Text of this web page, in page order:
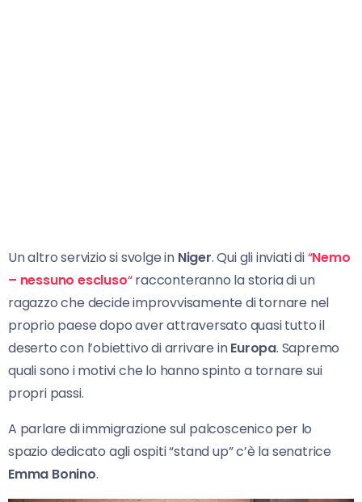
Un altro servizio si svolge in Niger. Qui gli inviati di“Nemo
– nessuno escluso“racconteranno la storia di un
ragazzo che decide improvvisamente di tornare nel
proprio paese dopo aver attraversato quasi tutto il
deserto con l’obiettivo di arrivare inEuropa. Sapremo
quali sono i motivi che lo hanno spinto a tornare sui
propri passi.
A parlare di immigrazione sul palcoscenico per lo
spazio dedicato agli ospiti “stand up” c’è la senatrice
Emma Bonino.